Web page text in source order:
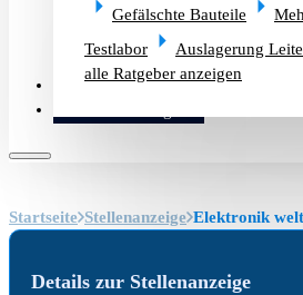
Gefälschte Bauteile
Testlabor
Auslagerung
alle Ratgeber anzeigen
Altlager verkaufen
Startseite Stellenanzeige Elektronik
Details zur Stellenanzeige